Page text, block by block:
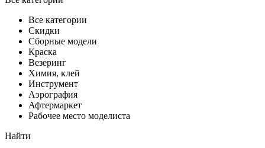
Все категории
Скидки
Сборные модели
Краска
Везеринг
Химия, клей
Инструмент
Аэрография
Афтермаркет
Рабочее место моделиста
Найти